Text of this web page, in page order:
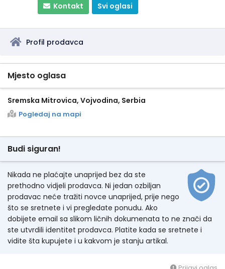
Kontakt Svi oglasi
Profil prodavca
Mjesto oglasa
Sremska Mitrovica, Vojvodina, Serbia
Pogledaj na mapi
Budi siguran!
Nikada ne plaćajte unaprijed bez da ste
prethodno vidjeli prodavca. Ni jedan ozbiljan
prodavac neće tražiti novce unaprijed, prije nego
što se sretnete i vi pregledate ponudu. Ako
dobijete email sa slikom ličnih dokumenata to ne znači da
ste utvrdili identitet prodavca. Platite kada se sretnete i
vidite šta kupujete i u kakvom je stanju artikal.